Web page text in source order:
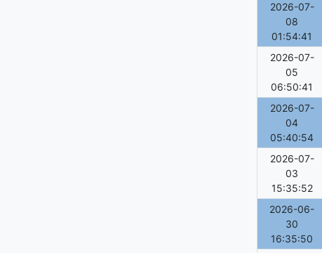
2026-07-
08
01:54:41
2026-07-
05
06:50:41
2026-07-
04
05:40:54
2026-07-
03
15:35:52
2026-06-
30
16:35:50